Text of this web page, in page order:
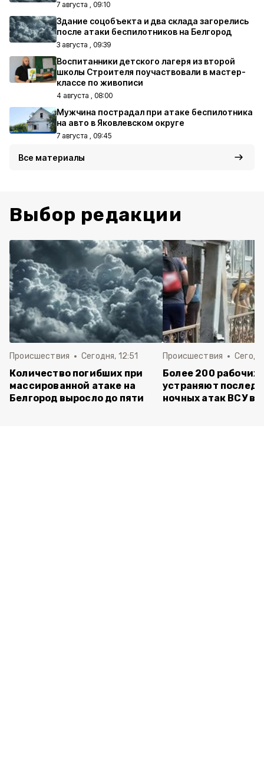
7 августа , 09:10
Здание соцобъекта и два склада загорелись
после атаки беспилотников на Белгород
3 августа , 09:39
Воспитанники детского лагеря из второй
школы Строителя поучаствовали в мастер-
классе по живописи
4 августа , 08:00
Мужчина пострадал при атаке беспилотника
на авто в Яковлевском округе
7 августа , 09:45
Все материалы
Выбор редакции
Происшествия Сегодня, 12:51
Количество погибших при
массированной атаке на
Белгород выросло до пяти
Происшествия
Более 200 рабочих
устраняют
ночных атак ВСУ в